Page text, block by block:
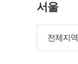
서울
전체지역